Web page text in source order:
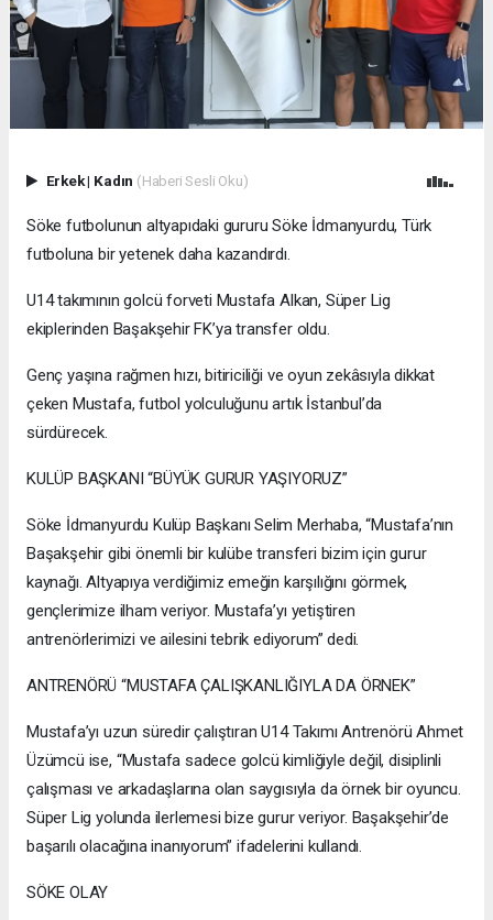
Erkek| Kadın (Haberi Sesli Oku)
Söke futbolunun altyapıdaki gururu Söke İdmanyurdu, Türk
futboluna bir yetenek daha kazandırdı.
U14 takımının golcü forveti Mustafa Alkan, Süper Lig
ekiplerinden Başakşehir FK’ya transfer oldu.
Genç yaşına rağmen hızı, bitiriciliği ve oyun zekâsıyla dikkat
çeken Mustafa, futbol yolculuğunu artık İstanbul’da
sürdürecek.
KULÜP BAŞKANI “BÜYÜK GURUR YAŞIYORUZ”
Söke İdmanyurdu Kulüp Başkanı Selim Merhaba, “Mustafa’nın
Başakşehir gibi önemli bir kulübe transferi bizim için gurur
kaynağı. Altyapıya verdiğimiz emeğin karşılığını görmek,
gençlerimize ilham veriyor. Mustafa’yı yetiştiren
antrenörlerimizi ve ailesini tebrik ediyorum” dedi.
ANTRENÖRÜ “MUSTAFA ÇALIŞKANLIĞIYLA DA ÖRNEK”
Mustafa’yı uzun süredir çalıştıran U14 Takımı Antrenörü Ahmet
Üzümcü ise, “Mustafa sadece golcü kimliğiyle değil, disiplinli
çalışması ve arkadaşlarına olan saygısıyla da örnek bir oyuncu.
Süper Lig yolunda ilerlemesi bize gurur veriyor. Başakşehir’de
başarılı olacağına inanıyorum” ifadelerini kullandı.
SÖKE OLAY